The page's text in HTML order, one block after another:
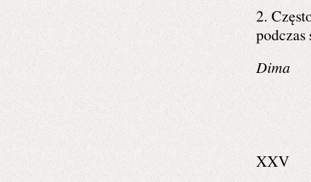
2.
Dima
XXV